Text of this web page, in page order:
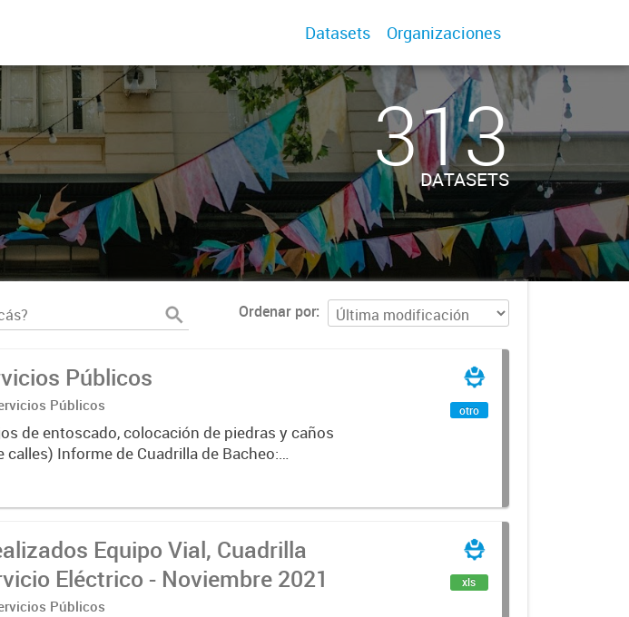
Datasets Organizaciones
313
DATASETS
Ordenar por
Públicos
Públicos
de entoscado, colocación de piedras y caños
calles) Informe de Cuadrilla de Bacheo:
otro
Equipo Vial, Cuadrilla
Eléctrico - Noviembre 2021
Públicos
xls